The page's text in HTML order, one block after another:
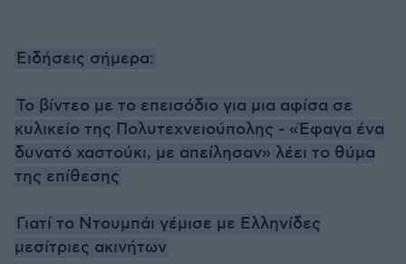
Ειδήσεις σήμερα:
Το βίντεο με το επεισόδιο για μια αφίσα σε
κυλικείο της Πολυτεχνειούπολης - «Έφαγα ένα
δυνατό χαστούκι, με απείλησαν» λέει το θύμα
της επίθεσης
Γιατί το Ντουμπάι γέμισε με Ελληνίδες
μεσίτριες ακινήτων